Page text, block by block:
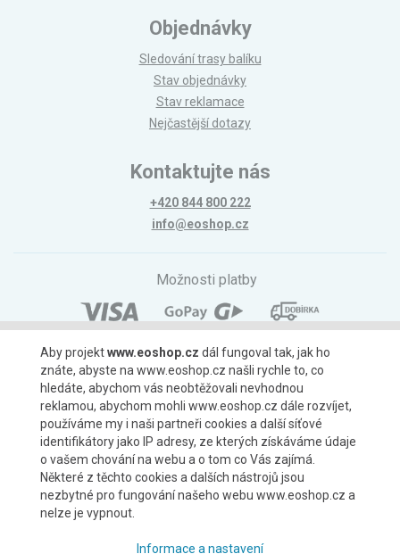
Objednávky
Sledování trasy balíku
Stav objednávky
Stav reklamace
Nejčastější dotazy
Kontaktujte nás
+420 844 800 222
info@eoshop.cz
Možnosti platby
Možnosti dopravy
Partneři
Aby projektwww.eoshop.cz dál fungoval tak, jak ho
znáte, abyste na www.eoshop.cz našli rychle to, co
hledáte, abychom vás neobtěžovali nevhodnou
reklamou, abychom mohli www.eoshop.cz dále rozvíjet,
používáme my i naši partneři cookies a další síťové
identifikátory jako IP adresy, ze kterých získáváme údaje
o vašem chování na webu a o tom co Vás zajímá.
Některé z těchto cookies a dalších nástrojů jsou
nezbytné pro fungování našeho webu www.eoshop.cz a
nelze je vypnout.
Informace a nastavení